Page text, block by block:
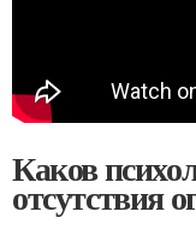
Каков
отсутствия